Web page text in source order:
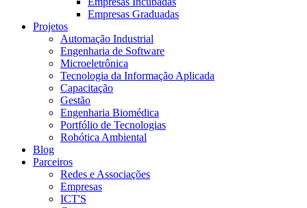
Empresas Graduadas
Projetos
Automação Industrial
Engenharia de Software
Microeletrônica
Tecnologia da Informação Aplicada
Capacitação
Gestão
Engenharia Biomédica
Portfólio de Tecnologias
Robótica Ambiental
Blog
Parceiros
Redes e Associações
Empresas
ICT'S